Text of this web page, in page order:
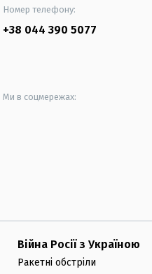
Номер телефону:
+38 044 390 5077
Ми в соцмережах:
Війна Росії з Україною
Ракетні обстріли